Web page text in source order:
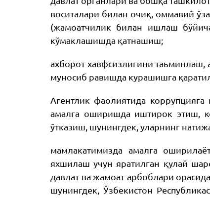
воситалари билан очиқ, оммавий
(жамоатчилик билан ишлаш
кўмаклашишда қатнашиш;
ахборот хавфсизлигини таьминлаш,
муносиб равишда курашишга
Агентлик фаолиятида
амалга оширишда иштирок этиш,
ўтказиш, шунингдек, уларнинг
мамлакатимизда амалга
яхшилаш учун яратилган қулай
давлат ва жамоат арбоблари
шунингдек, Ўзбекистон